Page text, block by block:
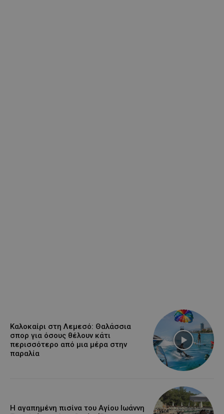
Καλοκαίρι στη Λεμεσό: Θαλάσσια
σπορ για όσους θέλουν κάτι
περισσότερο από μια μέρα στην
παραλία
Η αγαπημένη πισίνα του Αγίου Ιωάννη